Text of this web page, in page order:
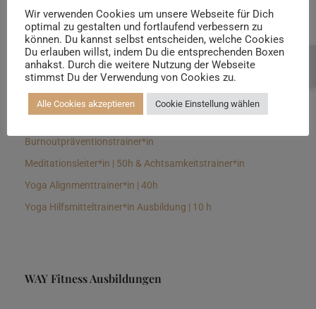
Yin Yogalehrer*in | 100 h & Faszientrainer*in
Hormon Yogalehrer*in / Yogatherapeut*in &
Stressmanagementtrainer*in | 70h
Longevitytrainer*in
Burnoutpräventionstrainer*in
Meditationsleiter*in | 50h & Achtsamkeitstrainer*in
Yoga Alignmenttrainer*in | 40h
Yoga Hilfsmitteltrainer*in Ausbildung | 10 h
WAY Fitness Ausbildungen
Wir verwenden Cookies um unsere Webseite für Dich
optimal zu gestalten und fortlaufend verbessern zu
können. Du kannst selbst entscheiden, welche Cookies
Du erlauben willst, indem Du die entsprechenden Boxen
anhakst. Durch die weitere Nutzung der Webseite
stimmst Du der Verwendung von Cookies zu.
Alle Cookies akzeptieren Cookie Einstellung wählen
Beratung buchen